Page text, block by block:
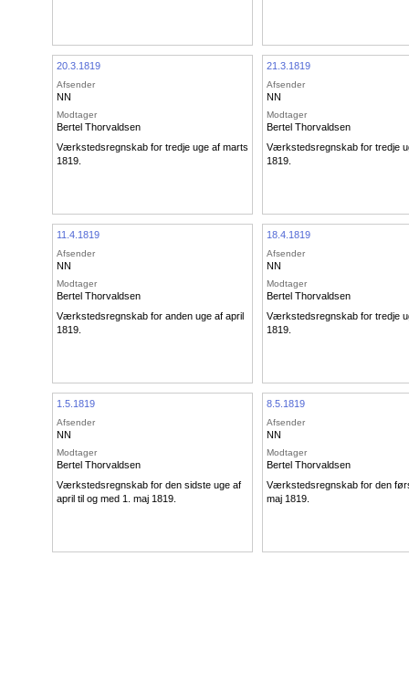
20.3.1819
Afsender
NN
Modtager
Bertel Thorvaldsen
Værkstedsregnskab for tredje uge af marts
1819.
21.3.1819
Afsender
NN
Modtager
Bertel Thorvaldsen
Værkstedsregnskab for tredje
1819.
11.4.1819
Afsender
NN
Modtager
Bertel Thorvaldsen
Værkstedsregnskab for anden uge af april
1819.
18.4.1819
Afsender
NN
Modtager
Bertel Thorvaldsen
Værkstedsregnskab for tredje
1819.
1.5.1819
Afsender
NN
Modtager
Bertel Thorvaldsen
Værkstedsregnskab for den sidste uge af
april til og med 1. maj 1819.
8.5.1819
Afsender
NN
Modtager
Bertel Thorvaldsen
Værkstedsregnskab for den
maj 1819.